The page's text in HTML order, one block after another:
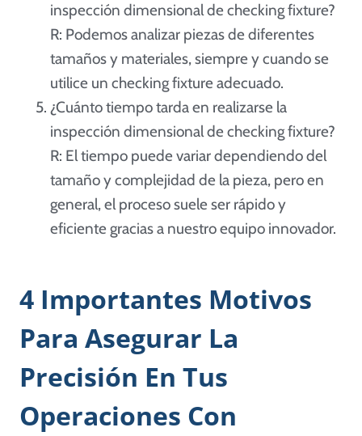
inspección dimensional de checking fixture?
R: Podemos analizar piezas de diferentes
tamaños y materiales, siempre y cuando se
utilice un checking fixture adecuado.
¿Cuánto tiempo tarda en realizarse la
inspección dimensional de checking fixture?
R: El tiempo puede variar dependiendo del
tamaño y complejidad de la pieza, pero en
general, el proceso suele ser rápido y
eficiente gracias a nuestro equipo innovador.
4 Importantes Motivos
Para Asegurar La
Precisión En Tus
Operaciones Con